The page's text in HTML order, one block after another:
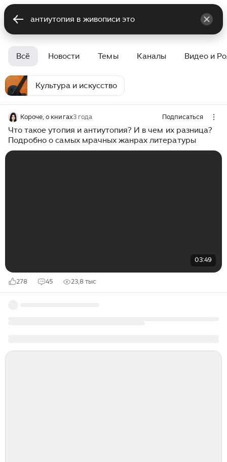
Всё Новости Темы Каналы Видео и
Культура и искусство
Короче, о книгах3 года Подписаться
Что такое утопия и антиутопия? И в чем их разница?
Подробно о самых мрачных жанрах литературы
03:49
278 45 23,8 тыс